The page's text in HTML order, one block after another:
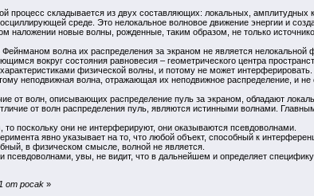
процесс складывается из двух составляющих: локальных, амплитудных
среде. Это нелокальное волновое движение энергии и
наложении новые волны, рожденные, таким образом, не только
волна их распределения за экраном не является
вокруг состояния равновесия – геометрического центра
физической волны, и потому не может
неподвижная волна, отражающая их неподвижное распределение, и не
от волн, описывающих распределение пуль за экраном, обладают
от волн распределения пуль, являются истинными волнами.
поскольку они не интерферируют, они оказываются псевдоволнами.
явно указывает на то, что любой объект, способный к
в физическом смысле, волной не является.
увы, не видит, что в дальнейшем и определяет
от pocak»